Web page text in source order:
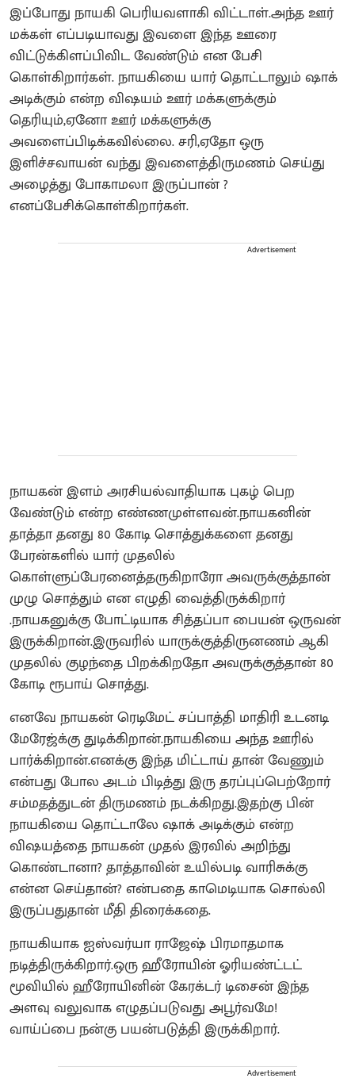
இப்போது நாயகி பெரியவளாகி விட்டாள்.அந்த ஊர்
மக்கள் எப்படியாவது இவளை இந்த ஊரை
விட்டுக்கிளப்பிவிட வேண்டும் என பேசி
கொள்கிறார்கள். நாயகியை யார் தொட்டாலும் ஷாக்
அடிக்கும் என்ற விஷயம் ஊர் மக்களுக்கும்
தெரியும்,ஏனோ ஊர் மக்களுக்கு
அவளைப்பிடிக்கவில்லை. சரி,ஏதோ ஒரு
இளிச்சவாயன் வந்து இவளைத்திருமணம் செய்து
அழைத்து போகாமலா இருப்பான் ?
எனப்பேசிக்கொள்கிறார்கள்.
Advertisement
நாயகன் இளம் அரசியல்வாதியாக புகழ் பெற
வேண்டும் என்ற எண்ணமுள்ளவன்.நாயகனின்
தாத்தா தனது 80 கோடி சொத்துக்களை தனது
பேரன்களில் யார் முதலில்
கொள்ளுப்பேரனைத்தருகிறாரோ அவருக்குத்தான்
முழு சொத்தும் என எழுதி வைத்திருக்கிறார்
.நாயகனுக்கு போட்டியாக சித்தப்பா பையன் ஒருவன்
இருக்கிறான்.இருவரில் யாருக்குத்திருனணம் ஆகி
முதலில் குழந்தை பிறக்கிறதோ அவருக்குத்தான் 80
கோடி ரூபாய் சொத்து.
எனவே நாயகன் ரெடிமேட் சப்பாத்தி மாதிரி உடனடி
மேரேஜ்க்கு துடிக்கிறான்.நாயகியை அந்த ஊரில்
பார்க்கிறான்.எனக்கு இந்த மிட்டாய் தான் வேணும்
என்பது போல அடம் பிடித்து இரு தரப்புப்பெற்றோர்
சம்மதத்துடன் திருமணம் நடக்கிறது.இதற்கு பின்
நாயகியை தொட்டாலே ஷாக் அடிக்கும் என்ற
விஷயத்தை நாயகன் முதல் இரவில் அறிந்து
கொண்டானா? தாத்தாவின் உயில்படி வாரிசுக்கு
என்ன செய்தான்? என்பதை காமெடியாக சொல்லி
இருப்பதுதான் மீதி திரைக்கதை.
நாயகியாக ஐஸ்வர்யா ராஜேஷ் பிரமாதமாக
நடித்திருக்கிறார்.ஒரு ஹீரோயின் ஓரியண்ட்டட்
மூவியில் ஹீரோயினின் கேரக்டர் டிசைன் இந்த
அளவு வலுவாக எழுதப்படுவது அபூர்வமே!
வாய்ப்பை நன்கு பயன்படுத்தி இருக்கிறார்.
Advertisement